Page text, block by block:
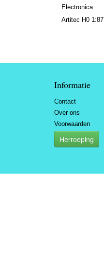
Electronica
Artitec H0 1:87
Informatie
Contact
Over ons
Voorwaarden
Herroeping